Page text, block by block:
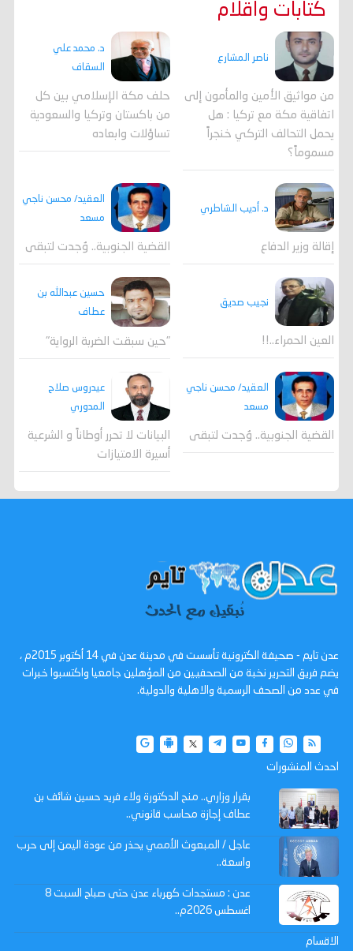
كتابات واقلام
ناصر المشارع
من مواثيق الأمين والمأمون إلى
اتفاقية مكة مع تركيا : هل
يحمل التحالف التركي خنجراً
مسموماً؟
د. محمد علي
السقاف
حلف مكة الإسلامي بين كل
من باكستان وتركيا والسعودية
تساؤلات وابعاده
د. أديب الشاطري
إقالة وزير الدفاع
العقيد/ محسن ناجي
مسعد
القضية الجنوبية.. وُجدت لتبقى
نجيب صديق
العين الحمراء..!!
حسين عبدالله بن
عطاف
"حين سبقت الضربة الرواية"
العقيد/ محسن ناجي
مسعد
القضية الجنوبية.. وُجدت لتبقى
عيدروس صلاح
المدوري
البيانات لا تحرر أوطاناً و الشرعية
أسيرة الامتيازات
عدن تايم - صحيفة الكترونية تأسست في مدينة عدن في 14 أكتوبر 2015م ،
يضم فريق التحرير نخبة من الصحفيين من المؤهلين جامعيا واكتسبوا خبرات
في عدد من الصحف الرسمية والاهلية والدولية.
احدث المنشورات
بقرار وزاري.. منح الدكتورة ولاء فريد حسين شائف بن
عطاف إجازة محاسب قانوني..
عاجل / المبعوث الأممي يحذر من عودة اليمن إلى حرب
واسعة..
عدن : مستجدات كهرباء عدن حتى صباح السبت 8
اغسطس 2026م..
الاقسام